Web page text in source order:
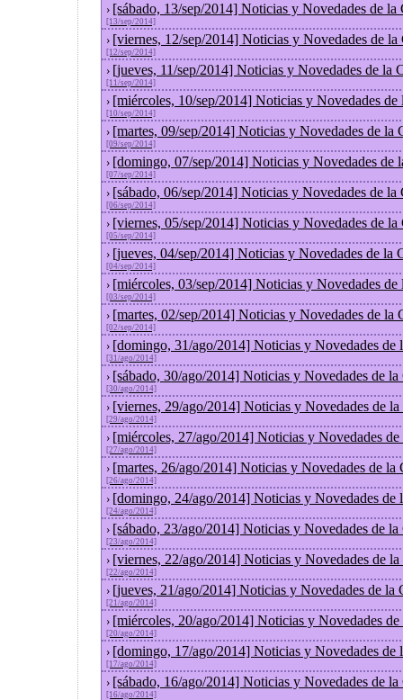
› [sábado, 13/sep/2014] Noticias y Novedades de la
[13/sep/2014]
› [viernes, 12/sep/2014] Noticias y Novedades de la
[12/sep/2014]
› [jueves, 11/sep/2014] Noticias y Novedades de la
[11/sep/2014]
› [miércoles, 10/sep/2014] Noticias y Novedades de
[10/sep/2014]
› [martes, 09/sep/2014] Noticias y Novedades de la
[09/sep/2014]
› [domingo, 07/sep/2014] Noticias y Novedades de
[07/sep/2014]
› [sábado, 06/sep/2014] Noticias y Novedades de la
[06/sep/2014]
› [viernes, 05/sep/2014] Noticias y Novedades de la
[05/sep/2014]
› [jueves, 04/sep/2014] Noticias y Novedades de la
[04/sep/2014]
› [miércoles, 03/sep/2014] Noticias y Novedades de
[03/sep/2014]
› [martes, 02/sep/2014] Noticias y Novedades de la
[02/sep/2014]
› [domingo, 31/ago/2014] Noticias y Novedades de
[31/ago/2014]
› [sábado, 30/ago/2014] Noticias y Novedades de
[30/ago/2014]
› [viernes, 29/ago/2014] Noticias y Novedades de
[29/ago/2014]
› [miércoles, 27/ago/2014] Noticias y Novedades
[27/ago/2014]
› [martes, 26/ago/2014] Noticias y Novedades de la
[26/ago/2014]
› [domingo, 24/ago/2014] Noticias y Novedades de
[24/ago/2014]
› [sábado, 23/ago/2014] Noticias y Novedades de
[23/ago/2014]
› [viernes, 22/ago/2014] Noticias y Novedades de
[22/ago/2014]
› [jueves, 21/ago/2014] Noticias y Novedades de la
[21/ago/2014]
› [miércoles, 20/ago/2014] Noticias y Novedades
[20/ago/2014]
› [domingo, 17/ago/2014] Noticias y Novedades de
[17/ago/2014]
› [sábado, 16/ago/2014] Noticias y Novedades de
[16/ago/2014]